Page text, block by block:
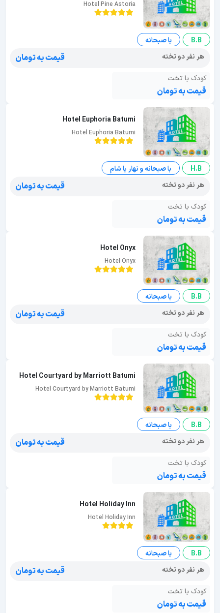
Hotel Pine Astoria
B.B
با صبحانه
هر نفر دو تخته
قیمت به تومان
کودک با تخت
قیمت به تومان
Hotel Euphoria Batumi
Hotel Euphoria Batumi
H.B
با صبحانه و نهار یا شام
هر نفر دو تخته
قیمت به تومان
کودک با تخت
قیمت به تومان
Hotel Onyx
Hotel Onyx
B.B
با صبحانه
هر نفر دو تخته
قیمت به تومان
کودک با تخت
قیمت به تومان
Hotel Courtyard by Marriott Batumi
Hotel Courtyard by Marriott Batumi
B.B
با صبحانه
هر نفر دو تخته
قیمت به تومان
کودک با تخت
قیمت به تومان
Hotel Holiday Inn
Hotel Holiday Inn
B.B
با صبحانه
هر نفر دو تخته
قیمت به تومان
کودک با تخت
قیمت به تومان